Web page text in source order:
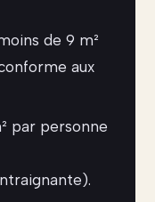
de 9 m²
aux
par personne